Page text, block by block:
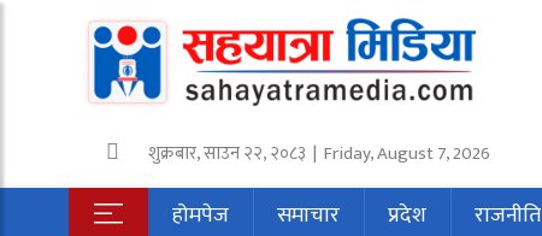
शुक्रबार,साउन२२,२०८३ | Friday, August 7, 2026
होमपेज समाचार प्रदेश राजनीति